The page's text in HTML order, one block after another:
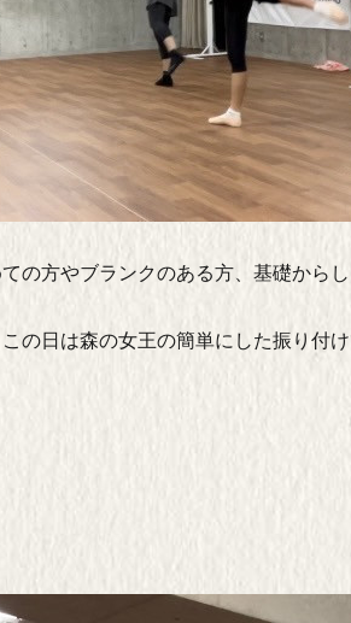
の方やブランクのある方、基礎から
の日は森の女王の簡単にした振り付